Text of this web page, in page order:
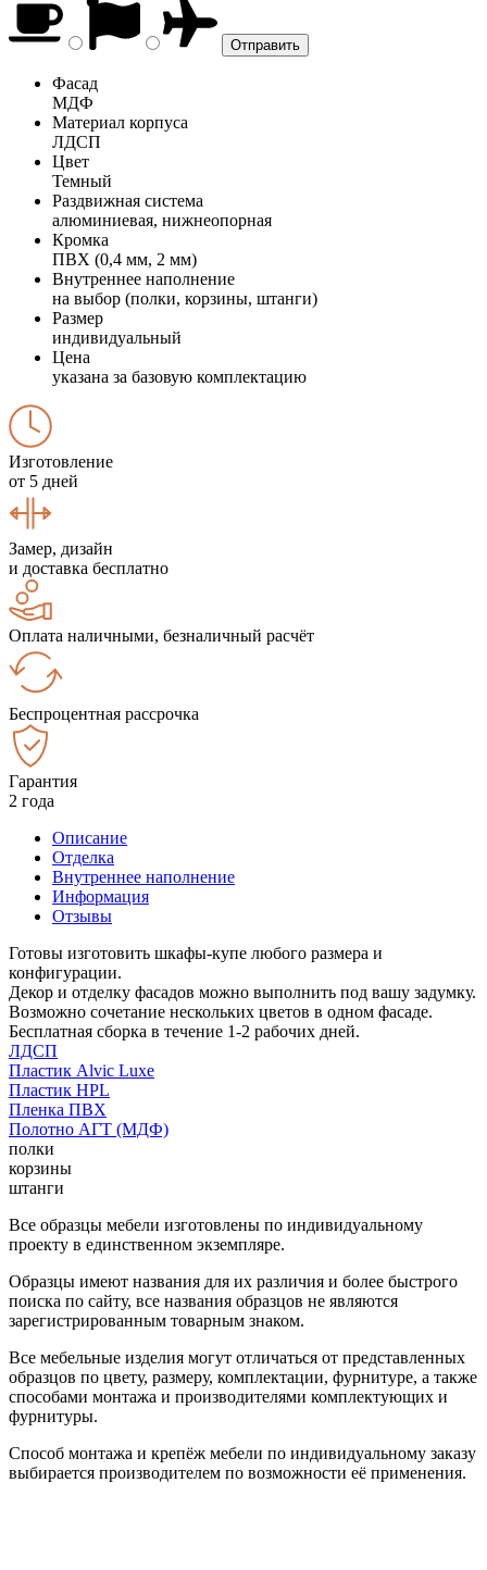
Фасад
МДФ
Материал корпуса
ЛДСП
Цвет
Темный
Раздвижная система
алюминиевая, нижнеопорная
Кромка
ПВХ (0,4 мм, 2 мм)
Внутреннее наполнение
на выбор (полки, корзины, штанги)
Размер
индивидуальный
Цена
указана за базовую комплектацию
Изготовление
от 5 дней
Замер, дизайн
и доставка бесплатно
Оплата наличными, безналичный расчёт
Беспроцентная рассрочка
Гарантия
2 года
Описание
Отделка
Внутреннее наполнение
Информация
Отзывы
Готовы изготовить шкафы-купе любого размера и
конфигурации.
Декор и отделку фасадов можно выполнить под вашу задумку.
Возможно сочетание нескольких цветов в одном фасаде.
Бесплатная сборка в течение 1-2 рабочих дней.
ЛДСП
Пластик Alvic Luxe
Пластик HPL
Пленка ПВХ
Полотно АГТ (МДФ)
полки
корзины
штанги
Все образцы мебели изготовлены по индивидуальному
проекту в единственном экземпляре.
Образцы имеют названия для их различия и более быстрого
поиска по сайту, все названия образцов не являются
зарегистрированным товарным знаком.
Все мебельные изделия могут отличаться от представленных
образцов по цвету, размеру, комплектации, фурнитуре, а также
способами монтажа и производителями комплектующих и
фурнитуры.
Способ монтажа и крепёж мебели по индивидуальному заказу
выбирается производителем по возможности её применения.